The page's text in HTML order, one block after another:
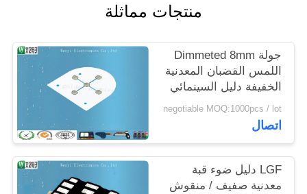
POLICY
منتجات مماثلة
جولة Dimmeted 8mm
اللمس القضبان المعدنية
الخفيفة دليل السينمائي
مستقرة في قوة اتصال
negotiable MOQ:1000pcs / lot
اتصال
LGF دليل ضوء قبة
معدنية صفيف / منقوش